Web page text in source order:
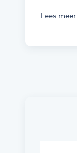
Lees meer